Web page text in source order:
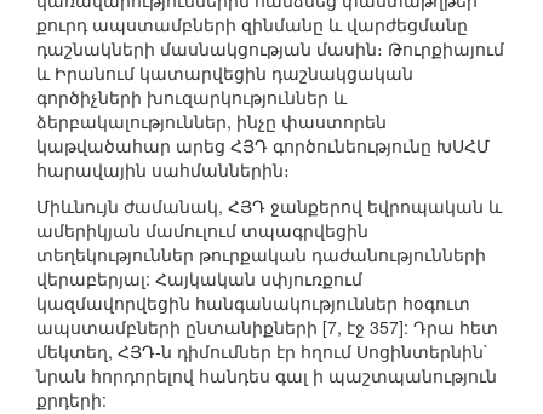
քուրդ ապստամբների զինմանը և վարժեցմանը
դաշնակների մասնակցության մասին։ Թուրքիայում
և Իրանում կատարվեցին դաշնակցական
գործիչների խուզարկություններ և
ձերբակալություններ, ինչը փաստորեն
կաթվածահար արեց ՀՅԴ գործունեությունը ԽՍՀՄ
հարավային սահմաններին։
Միևնույն ժամանակ, ՀՅԴ ջանքերով եվրոպական և
ամերիկյան մամուլում տպագրվեցին
տեղեկություններ թուրքական դաժանությունների
վերաբերյալ: Հայկական սփյուռքում
կազմավորվեցին հանգանակություններ հօգուտ
ապստամբների ընտանիքների [7, էջ 357]: Դրա հետ
մեկտեղ, ՀՅԴ-ն դիմումներ էր հղում Սոցինտերնին`
նրան հորդորելով հանդես գալ ի պաշտպանություն
քրդերի: